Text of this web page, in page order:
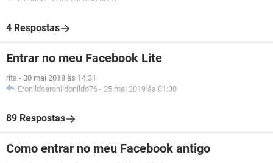
4 Respostas
Entrar no meu Facebook Lite
rita - 30 mai 2018 às 14:31
Eronildoeronildonildo76 - 25 mai 2019 às 01:30
89 Respostas
Como entrar no meu Facebook antigo